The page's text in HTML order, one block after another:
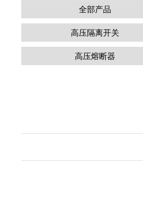
全部产品
高压隔离开关
高压熔断器